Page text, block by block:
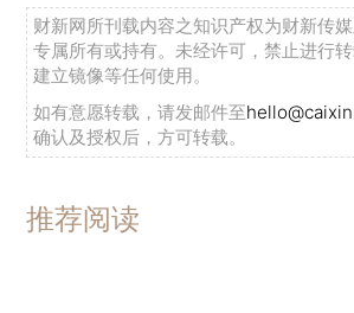
行和投资者担忧货币政策收紧是
场剧烈调整的重要原因。创业板
深300指数下跌0.28%，
证1000指数上涨0.34%。
2月A股市场先涨后跌，指数宽
财新网所刊载内容之知识产权为财新传
专属所有或持有。未经许可，禁止进行
建立镜像等任何使用。
如有意愿转载，请发邮件至
确认及授权后，方可转载。
推荐阅读